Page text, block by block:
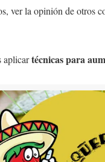
ver la opinión de
aplicartécnicas para